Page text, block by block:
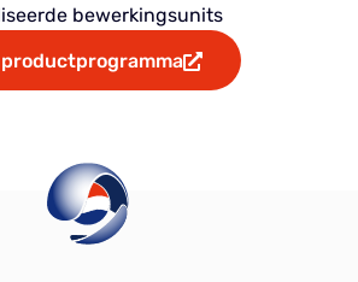
bewerkingsunits